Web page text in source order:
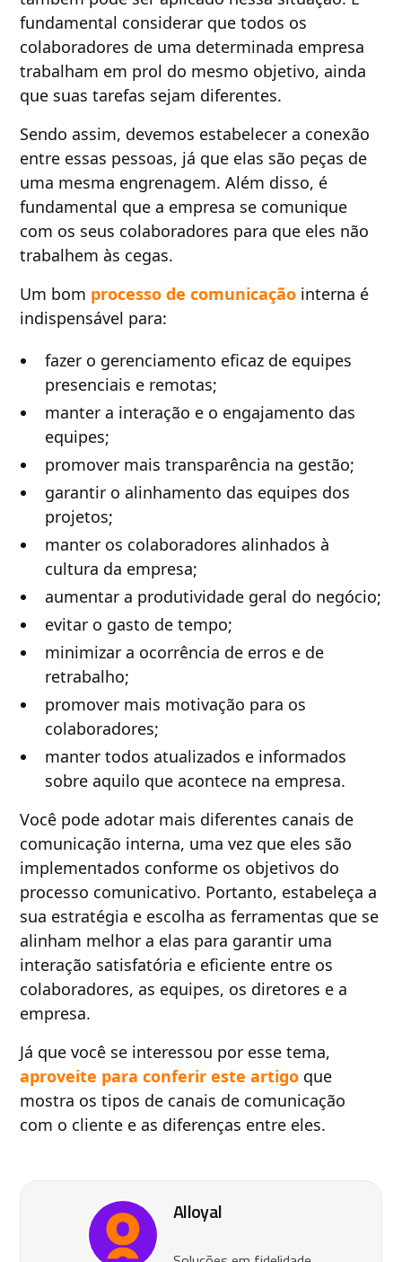
fundamental considerar que todos os
colaboradores de uma determinada empresa
trabalham em prol do mesmo objetivo, ainda
que suas tarefas sejam diferentes.
Sendo assim, devemos estabelecer a conexão
entre essas pessoas, já que elas são peças de
uma mesma engrenagem. Além disso, é
fundamental que a empresa se comunique
com os seus colaboradores para que eles não
trabalhem às cegas.
Um bom processo de comunicação interna é
indispensável para:
fazer o gerenciamento eficaz de equipes
presenciais e remotas;
manter a interação e o engajamento das
equipes;
promover mais transparência na gestão;
garantir o alinhamento das equipes dos
projetos;
manter os colaboradores alinhados à
cultura da empresa;
aumentar a produtividade geral do negócio;
evitar o gasto de tempo;
minimizar a ocorrência de erros e de
retrabalho;
promover mais motivação para os
colaboradores;
manter todos atualizados e informados
sobre aquilo que acontece na empresa.
Você pode adotar mais diferentes canais de
comunicação interna, uma vez que eles são
implementados conforme os objetivos do
processo comunicativo. Portanto, estabeleça a
sua estratégia e escolha as ferramentas que se
alinham melhor a elas para garantir uma
interação satisfatória e eficiente entre os
colaboradores, as equipes, os diretores e a
empresa.
Já que você se interessou por esse tema,
aproveite para conferir este artigo que
mostra os tipos de canais de comunicação
com o cliente e as diferenças entre eles.
Alloyal